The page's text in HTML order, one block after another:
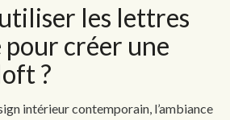
les lettres
pour créer une
?
intérieur contemporain, l’ambiance